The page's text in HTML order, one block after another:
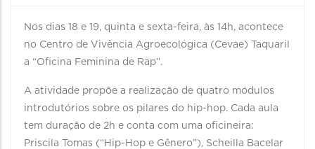
Nos dias 18 e 19, quinta e sexta-feira, às 14h, acontece
no Centro de Vivência Agroecológica (Cevae) Taquaril
a “Oficina Feminina de Rap”.
A atividade propõe a realização de quatro módulos
introdutórios sobre os pilares do hip-hop. Cada aula
tem duração de 2h e conta com uma oficineira:
Priscila Tomas (“Hip-Hop e Gênero”), Scheilla Bacelar